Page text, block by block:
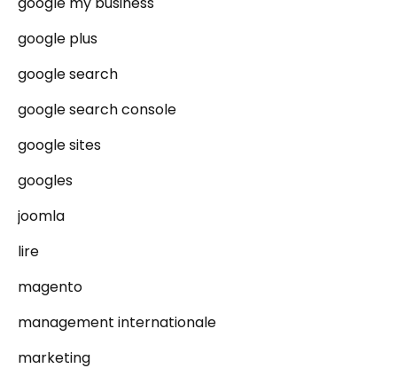
google plus
google search
google search console
google sites
googles
joomla
lire
magento
management internationale
marketing